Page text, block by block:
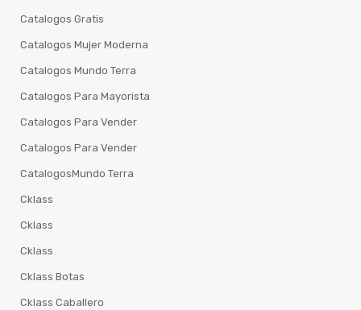
Catalogos Gratis
Catalogos Mujer Moderna
Catalogos Mundo Terra
Catalogos Para Mayorista
Catalogos Para Vender
Catalogos Para Vender
CatalogosMundo Terra
Cklass
Cklass
Cklass
Cklass Botas
Cklass Caballero